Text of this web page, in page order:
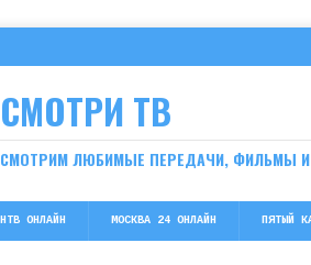
СМОТРИ ТВ
СМОТРИМ ЛЮБИМЫЕ ПЕРЕДАЧИ, ФИЛЬМЫ
НТВ ОНЛАЙН МОСКВА 24 ОНЛАЙН ПЯТЫЙ